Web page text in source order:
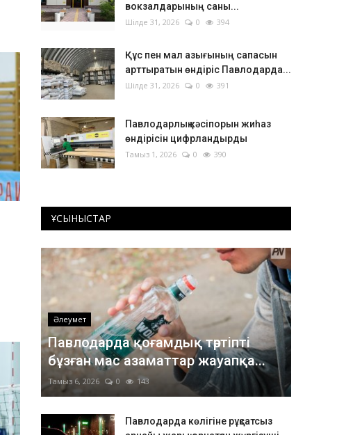
вокзалдарының саны...
Шілде 31, 2026 0 394
Құс пен мал азығының сапасын
арттыратын өндіріс Павлодарда...
Шілде 31, 2026 0 391
Павлодарлық кәсіпорын жиһаз
өндірісін цифрландырды
Тамыз 1, 2026 0 390
ҰСЫНЫСТАР
Әлеумет
Павлодарда қоғамдық тәртіпті
бұзған мас азаматтар жауапқа...
Тамыз 6, 2026 0 143
Павлодарда көлігіне рұқсатсыз